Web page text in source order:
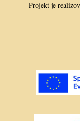
Projekt je